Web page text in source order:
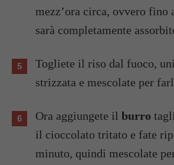
mezz’ora circa, ovvero fino
sarà completamente
Togliete il riso dal fuoco,
strizzata e mescolate per
Ora aggiungete il burro
il cioccolato tritato e fate
minuto, quindi mescolate